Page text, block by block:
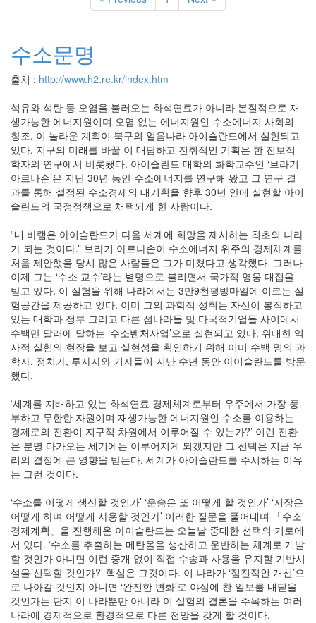
수소문명
출처 : http://www.h2.re.kr/index.htm
석유와 석탄 등 오염을 불러오는 화석연료가 아니라 본질적으로 재
생가능한 에너지원이며 오염 없는 에너지원인 수소에너지 사회의
창조. 이 놀라운 계획이 북구의 얼음나라 아이슬란드에서 실현되고
있다. 지구의 미래를 바꿀 이 대담하고 진취적인 기획은 한 진보적
학자의 연구에서 비롯됐다. 아이슬란드 대학의 화학교수인 ‘브라기
아르나손’은 지난 30년 동안 수소에너지를 연구해 왔고 그 연구 결
과를 통해 설정된 수소경제의 대기획을 향후 30년 안에 실현할 아이
슬란드의 국정정책으로 채택되게 한 사람이다.
“내 바램은 아이슬란드가 다음 세계에 희망을 제시하는 최초의 나라
가 되는 것이다.” 브라기 아르나손이 수소에너지 위주의 경제체계를
처음 제안했을 당시 많은 사람들은 그가 미쳤다고 생각했다. 그러나
이제 그는 ‘수소 교수’라는 별명으로 불리면서 국가적 영웅 대접을
받고 있다. 이 실험을 위해 나라에서는 3만9천평방마일에 이르는 실
험공간을 제공하고 있다. 이미 그의 과학적 성취는 자신이 봉직하고
있는 대학과 정부 그리고 다른 섬나라들 및 다국적기업들 사이에서
수백만 달러에 달하는 ‘수소벤처사업’으로 실현되고 있다. 위대한 역
사적 실험의 현장을 보고 실현성을 확인하기 위해 이미 수백 명의 과
학자, 정치가, 투자자와 기자들이 지난 수년 동안 아이슬란드를 방문
했다.
‘세계를 지배하고 있는 화석연료 경제체계로부터 우주에서 가장 풍
부하고 무한한 자원이며 재생가능한 에너지원인 수소를 이용하는
경제로의 전환이 지구적 차원에서 이루어질 수 있는가?’ 이런 전환
은 분명 다가오는 세기에는 이루어지게 되겠지만 그 선택은 지금 우
리의 결정에 큰 영향을 받는다. 세계가 아이슬란드를 주시하는 이유
는 그런 것이다.
‘수소를 어떻게 생산할 것인가’ ‘운송은 또 어떻게 할 것인가’ ‘저장은
어떻게 하며 어떻게 사용할 것인가’ 이러한 질문을 풀어내며 「수소
경제계획」을 진행해온 아이슬란드는 오늘날 중대한 선택의 기로에
서 있다. ‘수소를 추출하는 메탄올을 생산하고 운반하는 체계로 개발
할 것인가 아니면 이런 중개 없이 직접 수송과 사용을 유지할 기반시
설을 선택할 것인가?’ 핵심은 그것이다. 이 나라가 ‘점진적인 개선’으
로 나아갈 것인지 아니면 ‘완전한 변화’로 야심에 찬 일보를 내딛을
것인가는 단지 이 나라뿐만 아니라 이 실험의 결론을 주목하는 여러
나라에 경제적으로 환경적으로 다른 전망을 갖게 할 것이다.